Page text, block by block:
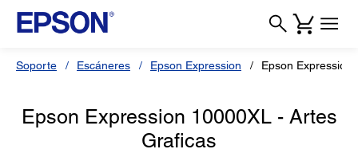
Soporte Escáneres Epson Expression Epson Expression
Epson Expression 10000XL - Artes
Graficas